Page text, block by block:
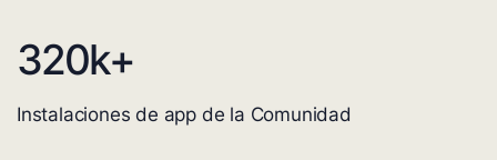
320k+
Instalaciones de app de la Comunidad